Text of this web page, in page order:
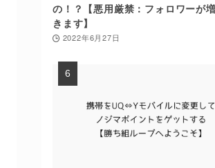
の！？【悪用厳禁：フォロワーが
きます】
2022年6月27日